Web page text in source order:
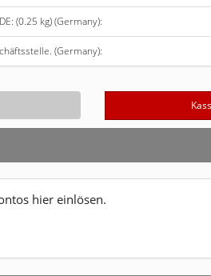
(0.25 kg) (Germany):
(Germany):
hier einlösen.